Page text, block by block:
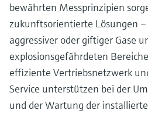
bewährten Messprinzipien
zukunftsorientierte Lösungen –
aggressiver oder giftiger Gase
explosionsgefährdeten
effiziente Vertriebsnetzwerk
Service unterstützen bei der
und der Wartung der